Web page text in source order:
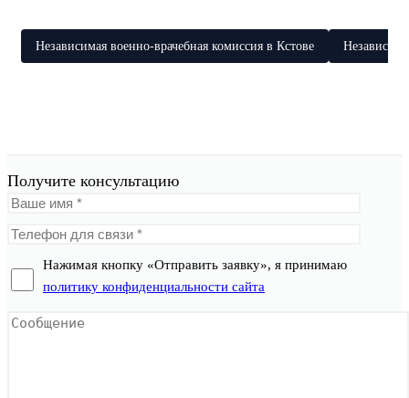
Независимая военно-врачебная комиссия в Кстове
Получите консультацию
Нажимая кнопку «Отправить заявку», я принимаю
политику конфиденциальности сайта